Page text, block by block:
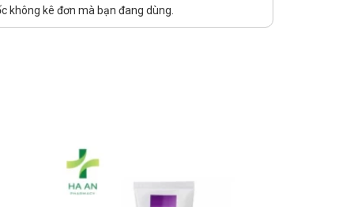
không kê đơn mà bạn đang dùng.